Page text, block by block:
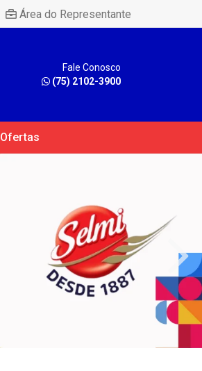
Área do Representante
Fale Conosco
(75) 2102-3900
Ofertas